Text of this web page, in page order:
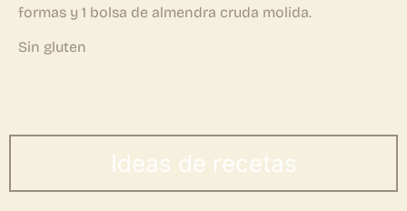
formas y 1 bolsa de almendra cruda molida.
Sin gluten
Ideas de recetas